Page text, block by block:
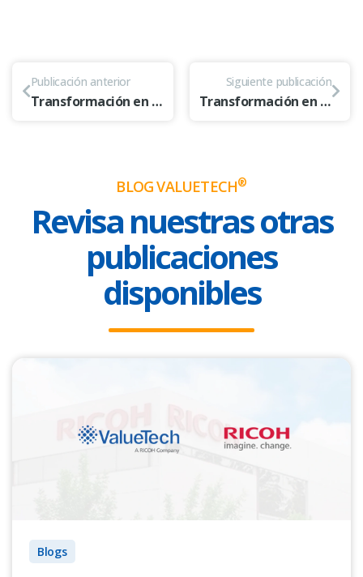
Publicación anterior
Transformación en Logística (parte 1) 🚚– Digitalización de pruebas de entrega para reducir tiempos y costos logísticos 📦
Siguiente publicación
Transformación en Logística (parte 3 y final) 🚚 – Optimizando la rendición de pagos y preparación para evitar fraudes
BLOG VALUETECH®
Revisa nuestras otras
publicaciones
disponibles
Blogs